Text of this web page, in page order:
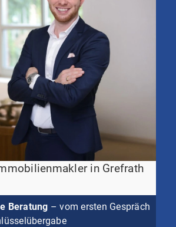
in Grefrath
Beratung – vom ersten Gespräch